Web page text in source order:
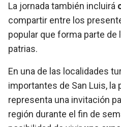
La jornada también incluirá
compartir entre los
popular que forma parte de
patrias.
En una de las localidades
importantes de San Luis, la
representa una invitación
región durante el fin de